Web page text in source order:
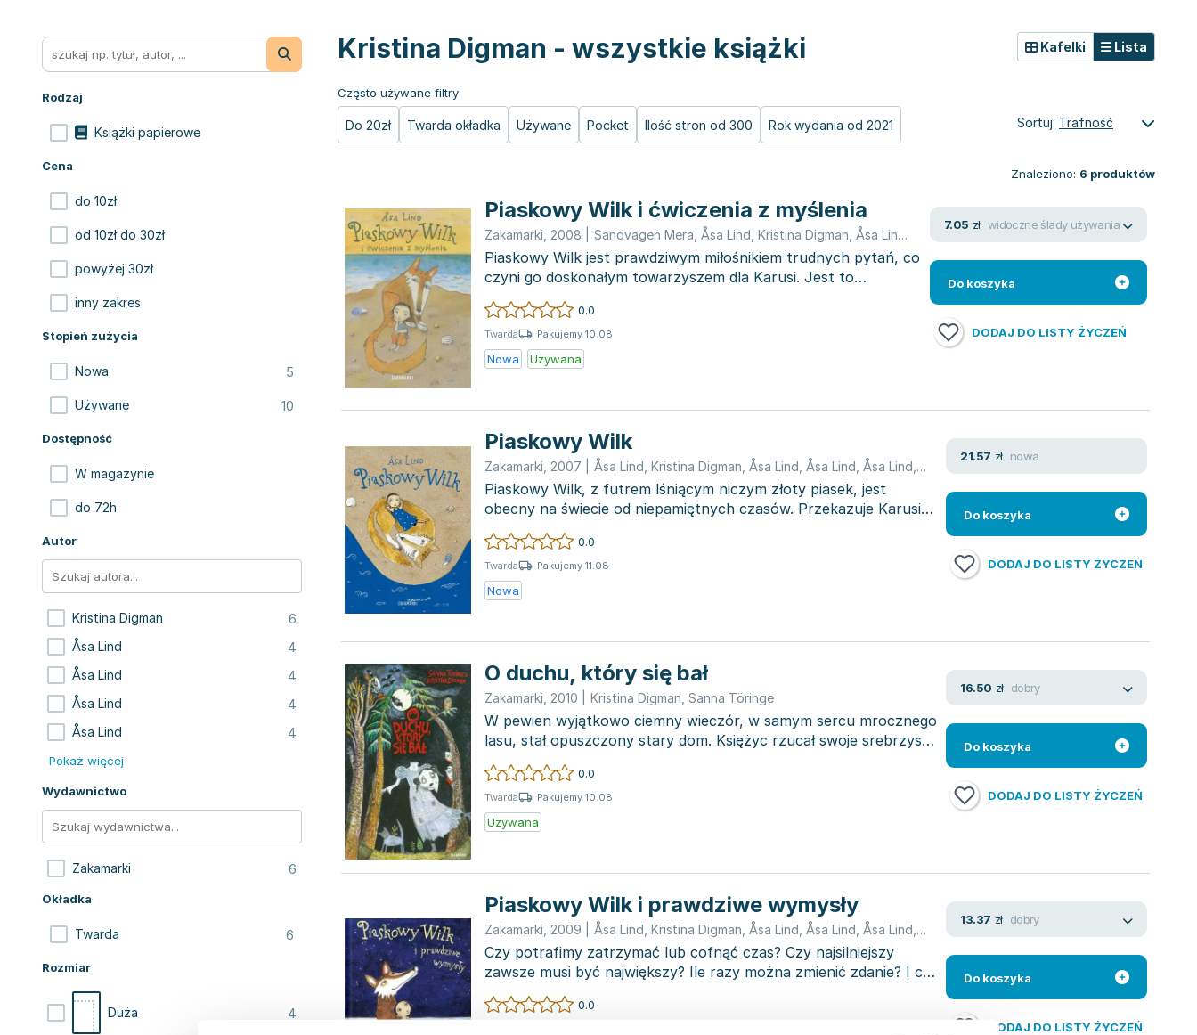
Rodzaj
Książki papierowe
Cena
do 10zł
od 10zł do 30zł
powyżej 30zł
inny zakres
Stopień zużycia
Nowa 5
Używane 10
Dostępność
W magazynie
do 72h
Autor
Kristina Digman 6
Åsa Lind 4
Åsa Lind 4
Åsa Lind 4
Åsa Lind 4
Pokaż więcej
Wydawnictwo
Zakamarki 6
Okładka
Twarda 6
Rozmiar
Duża 4
Kristina Digman - wszystkie książki
Często używane filtry
Do 20zł Twarda okładka Używane Pocket Ilość stron od 300 Rok wydania od 2021
Kafelki Lista
Sortuj: Trafność
Znaleziono: 6 produktów
Piaskowy Wilk i ćwiczenia z myślenia
Zakamarki 2008 Sandvagen Mera Åsa Lind Kristina Digman Åsa Lind , Åsa Lind Åsa Lind Åsa Lind Åsa Lind
Piaskowy Wilk jest prawdziwym miłośnikiem trudnych pytań, co
czyni go doskonałym towarzyszem dla Karusi. Jest to
dziewczynka, któr...
0.0
Twarda Pakujemy 10.08
Nowa Używana
7.05 zł widoczne ślady używania
Do koszyka
DODAJ DO LISTY ŻYCZEŃ
Piaskowy Wilk
Zakamarki 2007 Åsa Lind Kristina Digman Åsa Lind Åsa Lind Åsa Lind Åsa Lind ,
Piaskowy Wilk, z futrem lśniącym niczym złoty piasek, jest
obecny na świecie od niepamiętnych czasów. Przekazuje Karusi
niesamowit...
0.0
Twarda Pakujemy 11.08
Nowa
21.57 zł nowa
Do koszyka
DODAJ DO LISTY ŻYCZEŃ
O duchu, który się bał
Zakamarki 2010 Kristina Digman Sanna Töringe
W pewien wyjątkowo ciemny wieczór, w samym sercu mrocznego
lasu, stał opuszczony stary dom. Księżyc rzucał swoje srebrzyste
światł...
0.0
Twarda Pakujemy 10.08
Używana
16.50 zł dobry
Do koszyka
DODAJ DO LISTY ŻYCZEŃ
Piaskowy Wilk i prawdziwe wymysły
Zakamarki 2009 Åsa Lind Kristina Digman Åsa Lind Åsa Lind Åsa Lind Åsa Lind Åsa Lind Åsa Lind ,
Czy potrafimy zatrzymać lub cofnąć czas? Czy najsilniejszy
zawsze musi być największy? Ile razy można zmienić zdanie? I co
dzieje...
0.0
13.37 zł dobry
Do koszyka
DODAJ DO LISTY ŻYCZEŃ